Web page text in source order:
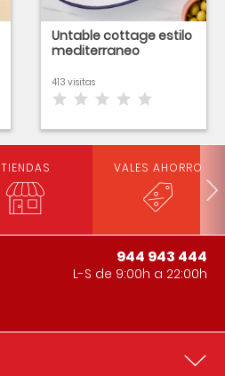
Untable cottage estilo
mediterraneo
413 visitas
TIENDAS VALES AHORRO
944 943 444
L-S de 9:00h a 22:00h